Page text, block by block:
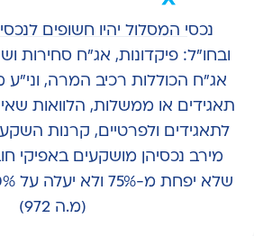
נכסי המסלול יהיו חשופים
ובחו"ל: פיקדונות, אג"ח סחירות
אג"ח הכוללות רכיב המרה, וני"ע
תאגידים או ממשלות, הלוואות
לתאגידים ולפרטיים, קרנות
מירב נכסיהן מושקעים באפיקי
שלא יפחת מ-75% ולא יעלה על 120% מנכסי המסלול
(מ.ה 972)